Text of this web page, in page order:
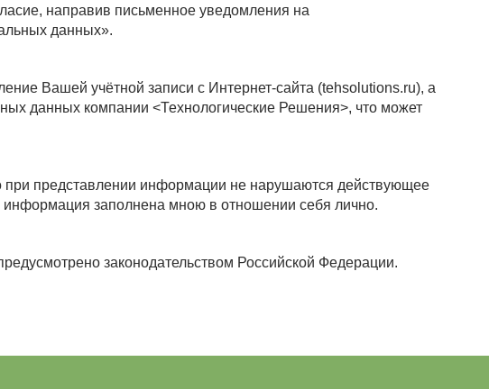
направив письменное уведомления на
данных».
Вашей учётной записи с Интернет-сайта (tehsolutions.ru), а
данных компании <Технологические Решения>, что может
при представлении информации не нарушаются действующее
информация заполнена мною в отношении себя лично.
законодательством Российской Федерации.